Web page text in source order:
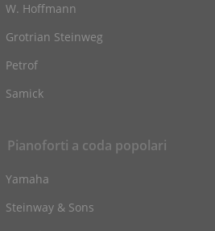
W. Hoffmann
Grotrian Steinweg
Petrof
Samick
Pianoforti a coda popolari
Yamaha
Steinway & Sons